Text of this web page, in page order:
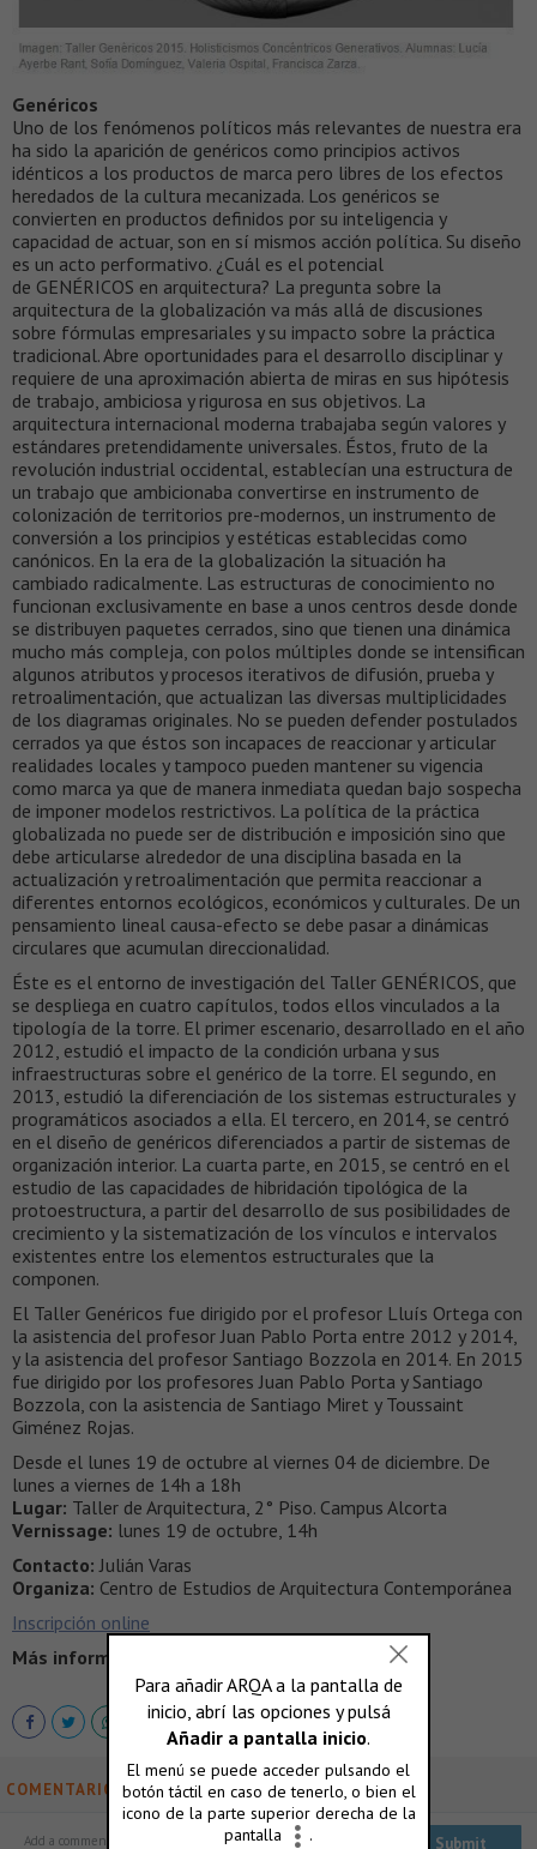
Genéricos
Uno de los fenómenos políticos más relevantes de nuestra era
ha sido la aparición de genéricos como principios activos
idénticos a los productos de marca pero libres de los efectos
heredados de la cultura mecanizada. Los genéricos se
convierten en productos definidos por su inteligencia y
capacidad de actuar, son en sí mismos acción política. Su diseño
es un acto performativo. ¿Cuál es el potencial
de GENÉRICOS en arquitectura? La pregunta sobre la
arquitectura de la globalización va más allá de discusiones
sobre fórmulas empresariales y su impacto sobre la práctica
tradicional. Abre oportunidades para el desarrollo disciplinar y
requiere de una aproximación abierta de miras en sus hipótesis
de trabajo, ambiciosa y rigurosa en sus objetivos. La
arquitectura internacional moderna trabajaba según valores y
estándares pretendidamente universales. Éstos, fruto de la
revolución industrial occidental, establecían una estructura de
un trabajo que ambicionaba convertirse en instrumento de
colonización de territorios pre-modernos, un instrumento de
conversión a los principios y estéticas establecidas como
canónicos. En la era de la globalización la situación ha
cambiado radicalmente. Las estructuras de conocimiento no
funcionan exclusivamente en base a unos centros desde donde
se distribuyen paquetes cerrados, sino que tienen una dinámica
mucho más compleja, con polos múltiples donde se intensifican
algunos atributos y procesos iterativos de difusión, prueba y
retroalimentación, que actualizan las diversas multiplicidades
de los diagramas originales. No se pueden defender postulados
cerrados ya que éstos son incapaces de reaccionar y articular
realidades locales y tampoco pueden mantener su vigencia
como marca ya que de manera inmediata quedan bajo sospecha
de imponer modelos restrictivos. La política de la práctica
globalizada no puede ser de distribución e imposición sino que
debe articularse alrededor de una disciplina basada en la
actualización y retroalimentación que permita reaccionar a
diferentes entornos ecológicos, económicos y culturales. De un
pensamiento lineal causa-efecto se debe pasar a dinámicas
circulares que acumulan direccionalidad.
Éste es el entorno de investigación del Taller GENÉRICOS, que
se despliega en cuatro capítulos, todos ellos vinculados a la
tipología de la torre. El primer escenario, desarrollado en el año
2012, estudió el impacto de la condición urbana y sus
infraestructuras sobre el genérico de la torre. El segundo, en
2013, estudió la diferenciación de los sistemas estructurales y
programáticos asociados a ella. El tercero, en 2014, se centró
en el diseño de genéricos diferenciados a partir de sistemas de
organización interior. La cuarta parte, en 2015, se centró en el
estudio de las capacidades de hibridación tipológica de la
protoestructura, a partir del desarrollo de sus posibilidades de
crecimiento y la sistematización de los vínculos e intervalos
existentes entre los elementos estructurales que la
componen.
El Taller Genéricos fue dirigido por el profesor Lluís Ortega con
la asistencia del profesor Juan Pablo Porta entre 2012 y 2014,
y la asistencia del profesor Santiago Bozzola en 2014. En 2015
fue dirigido por los profesores Juan Pablo Porta y Santiago
Bozzola, con la asistencia de Santiago Miret y Toussaint
Giménez Rojas.
Desde el lunes 19 de octubre al viernes 04 de diciembre. De
lunes a viernes de 14h a 18h
Lugar: Taller de Arquitectura, 2° Piso. Campus Alcorta
Vernissage: lunes 19 de octubre, 14h
Contacto: Julián Varas
Organiza: Centro de Estudios de Arquitectura Contemporánea
Inscripción online
Más información >
COMENTARIOS